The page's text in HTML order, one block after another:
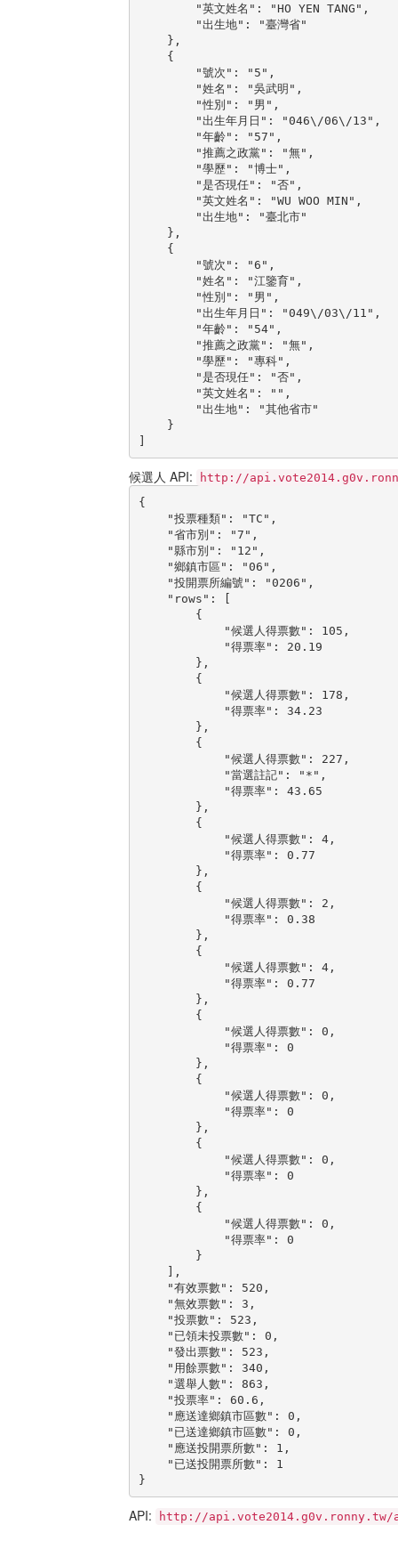
        "英文姓名": "HO YEN TANG",
        "出生地": "臺灣省"
    },
    {
        "號次": "5",
        "姓名": "吳武明",
        "性別": "男",
        "出生年月日": "046\/06\/13",
        "年齡": "57",
        "推薦之政黨": "無",
        "學歷": "博士",
        "是否現任": "否",
        "英文姓名": "WU WOO MIN",
        "出生地": "臺北市"
    },
    {
        "號次": "6",
        "姓名": "江鑒育",
        "性別": "男",
        "出生年月日": "049\/03\/11",
        "年齡": "54",
        "推薦之政黨": "無",
        "學歷": "專科",
        "是否現任": "否",
        "英文姓名": "",
        "出生地": "其他省市"
    }
]
候選人 API:
http://
{
    "投票種類": "TC",
    "省市別": "7",
    "縣市別": "12",
    "鄉鎮市區": "06",
    "投開票所編號": "0206",
    "rows": [
        {
            "候選人得票數": 105,
            "得票率": 20.19
        },
        {
            "候選人得票數": 178,
            "得票率": 34.23
        },
        {
            "候選人得票數": 227,
            "當選註記": "*",
            "得票率": 43.65
        },
        {
            "候選人得票數": 4,
            "得票率": 0.77
        },
        {
            "候選人得票數": 2,
            "得票率": 0.38
        },
        {
            "候選人得票數": 4,
            "得票率": 0.77
        },
        {
            "候選人得票數": 0,
            "得票率": 0
        },
        {
            "候選人得票數": 0,
            "得票率": 0
        },
        {
            "候選人得票數": 0,
            "得票率": 0
        },
        {
            "候選人得票數": 0,
            "得票率": 0
        }
    ],
    "有效票數": 520,
    "無效票數": 3,
    "投票數": 523,
    "已領未投票數": 0,
    "發出票數": 523,
    "用餘票數": 340,
    "選舉人數": 863,
    "投票率": 60.6,
    "應送達鄉鎮市區數": 0,
    "已送達鄉鎮市區數": 0,
    "應送投開票所數": 1,
    "已送投開票所數": 1
}
API: http://api.vote2014.g0v.ronny.tw/